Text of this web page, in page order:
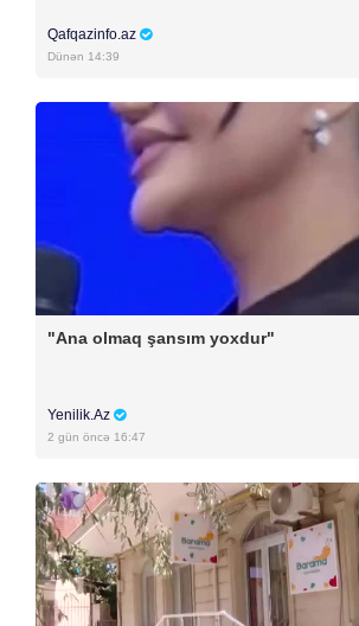
Qafqazinfo.az
Dünən 14:39
"Ana olmaq şansım yoxdur"
Yenilik.Az
2 gün öncə 16:47